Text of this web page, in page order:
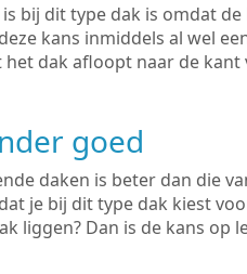
bij dit type dak is omdat de
kans inmiddels al wel
dak afloopt naar de kant
goed
daken is beter dan die
je bij dit type dak kiest
liggen? Dan is de kans op